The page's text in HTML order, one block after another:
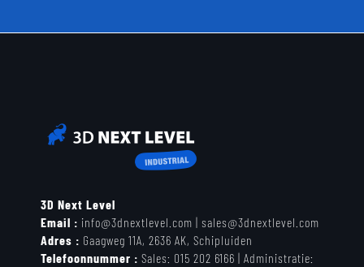
3D Next Level
Email : info@3dnextlevel.com | sales@3dnextlevel.com
Adres : Gaagweg 11A, 2636 AK, Schipluiden
Telefoonnummer : Sales: 015 202 6166 | Administratie: